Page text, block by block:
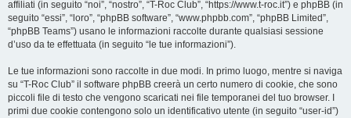
affiliati (in seguito “noi”, “nostro”, “T-Roc Club”, “https://www.t-roc.it”) e phpBB (in
seguito “essi”, “loro”, “phpBB software”, “www.phpbb.com”, “phpBB Limited”,
“phpBB Teams”) usano le informazioni raccolte durante qualsiasi sessione
d’uso da te effettuata (in seguito “le tue informazioni”).
Le tue informazioni sono raccolte in due modi. In primo luogo, mentre si naviga
su “T-Roc Club” il software phpBB creerà un certo numero di cookie, che sono
piccoli file di testo che vengono scaricati nei file temporanei del tuo browser. I
primi due cookie contengono solo un identificativo utente (in seguito “user-id”)